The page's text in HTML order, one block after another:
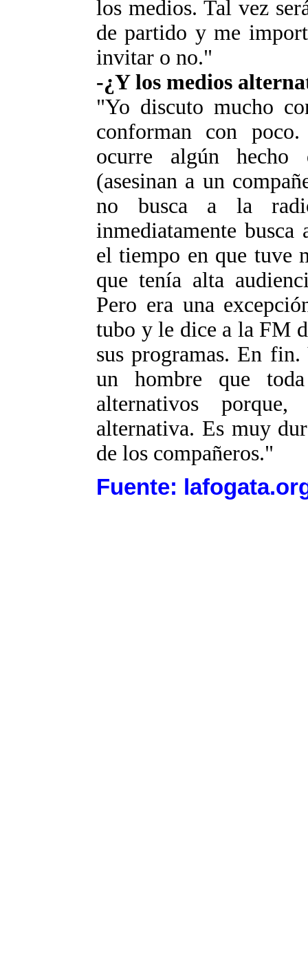
los medios. Tal vez
de partido y me
invitar o no."
-¿Y los medios
"Yo discuto mucho
conforman con
ocurre algún hecho
(asesinan a un
no busca a la
inmediatamente
el tiempo en que tuve
que tenía alta
Pero era una
tubo y le dice a la FM
sus programas. En
un hombre que
alternativos
alternativa. Es muy
de los compañeros."
Fuente: